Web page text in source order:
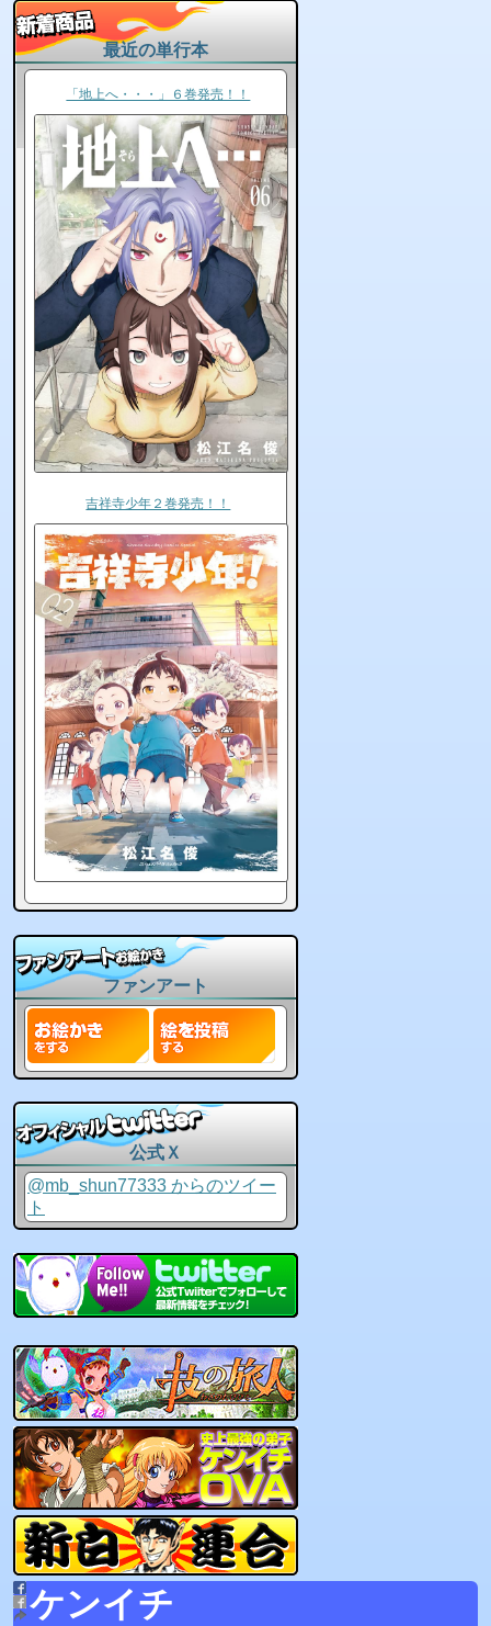
最近の単行本
「地上へ・・・」６巻発売！！
吉祥寺少年２巻発売！！
ファンアート
公式Ｘ
@mb_shun77333 からのツイー
ト
ケンイチ